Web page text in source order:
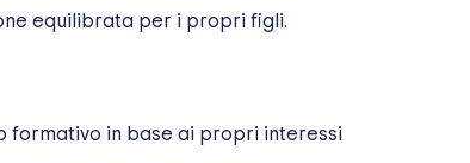
equilibrata per i propri figli.
formativo in base ai propri interessi